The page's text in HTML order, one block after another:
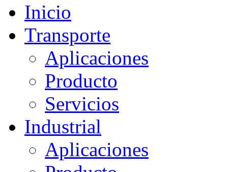
Inicio
Transporte
Aplicaciones
Producto
Servicios
Industrial
Aplicaciones